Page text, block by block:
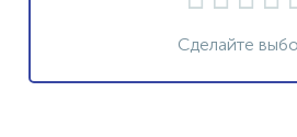
Сделайте